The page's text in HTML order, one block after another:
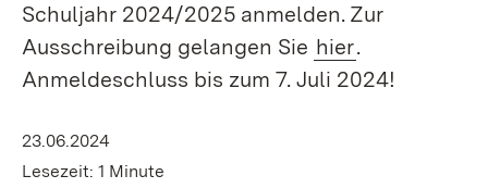
Schuljahr 2024/2025 anmelden. Zur
Ausschreibung gelangen Sie hier.
Anmeldeschluss bis zum 7. Juli 2024!
23.06.2024
Lesezeit: 1 Minute